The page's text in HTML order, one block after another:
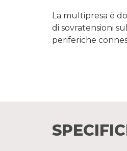
La multipresa è
di sovratensioni
periferiche